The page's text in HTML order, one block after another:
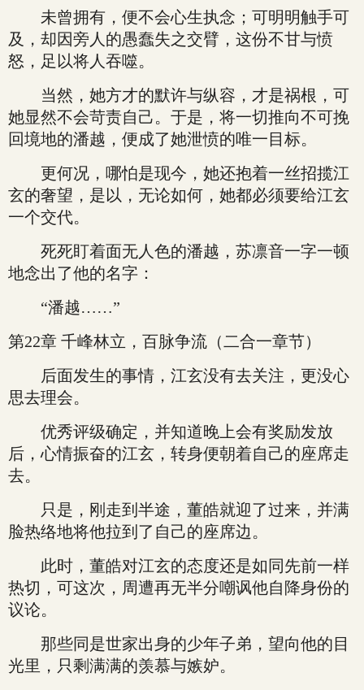
未曾拥有，便不会心生执念；可明明触手可
及，却因旁人的愚蠢失之交臂，这份不甘与愤
怒，足以将人吞噬。
当然，她方才的默许与纵容，才是祸根，可
她显然不会苛责自己。于是，将一切推向不可挽
回境地的潘越，便成了她泄愤的唯一目标。
更何况，哪怕是现今，她还抱着一丝招揽江
玄的奢望，是以，无论如何，她都必须要给江玄
一个交代。
死死盯着面无人色的潘越，苏凛音一字一顿
地念出了他的名字：
“潘越……”
第22章 千峰林立，百脉争流（二合一章节）
后面发生的事情，江玄没有去关注，更没心
思去理会。
优秀评级确定，并知道晚上会有奖励发放
后，心情振奋的江玄，转身便朝着自己的座席走
去。
只是，刚走到半途，董皓就迎了过来，并满
脸热络地将他拉到了自己的座席边。
此时，董皓对江玄的态度还是如同先前一样
热切，可这次，周遭再无半分嘲讽他自降身份的
议论。
那些同是世家出身的少年子弟，望向他的目
光里，只剩满满的羡慕与嫉妒。